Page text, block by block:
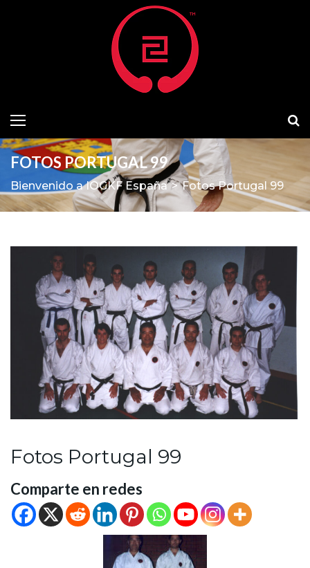
FOTOS PORTUGAL 99
Bienvenido a IOGKF España > Fotos Portugal 99
Fotos Portugal 99
Comparte en redes